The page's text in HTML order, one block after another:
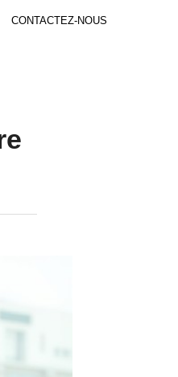
CONTACTEZ-NOUS